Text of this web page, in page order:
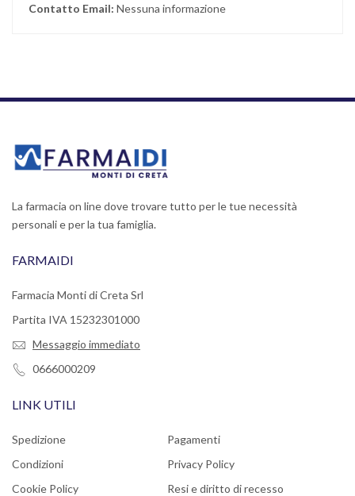
Contatto Email: Nessuna informazione
La farmacia on line dove trovare tutto per le tue necessità
personali e per la tua famiglia.
FARMAIDI
Farmacia Monti di Creta Srl
Partita IVA 15232301000
Messaggio immediato
0666000209
LINK UTILI
Spedizione
Pagamenti
Condizioni
Privacy Policy
Cookie Policy
Resi e diritto di recesso